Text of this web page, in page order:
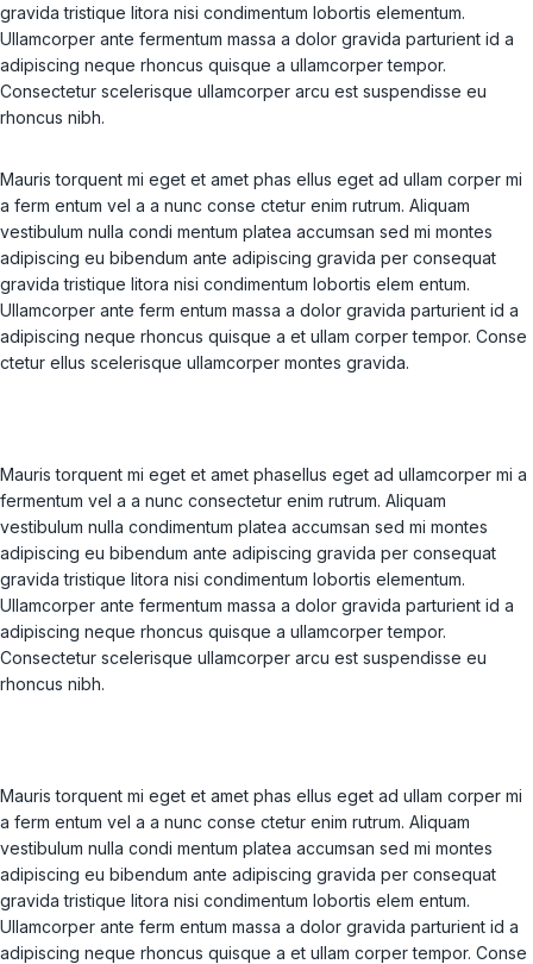
gravida tristique litora nisi condimentum lobortis elementum.
Ullamcorper ante fermentum massa a dolor gravida parturient id a
adipiscing neque rhoncus quisque a ullamcorper tempor.
Consectetur scelerisque ullamcorper arcu est suspendisse eu
rhoncus nibh.
Mauris torquent mi eget et amet phas ellus eget ad ullam corper mi
a ferm entum vel a a nunc conse ctetur enim rutrum. Aliquam
vestibulum nulla condi mentum platea accumsan sed mi montes
adipiscing eu bibendum ante adipiscing gravida per consequat
gravida tristique litora nisi condimentum lobortis elem entum.
Ullamcorper ante ferm entum massa a dolor gravida parturient id a
adipiscing neque rhoncus quisque a et ullam corper tempor. Conse
ctetur ellus scelerisque ullamcorper montes gravida.
Mauris torquent mi eget et amet phasellus eget ad ullamcorper mi a
fermentum vel a a nunc consectetur enim rutrum. Aliquam
vestibulum nulla condimentum platea accumsan sed mi montes
adipiscing eu bibendum ante adipiscing gravida per consequat
gravida tristique litora nisi condimentum lobortis elementum.
Ullamcorper ante fermentum massa a dolor gravida parturient id a
adipiscing neque rhoncus quisque a ullamcorper tempor.
Consectetur scelerisque ullamcorper arcu est suspendisse eu
rhoncus nibh.
Mauris torquent mi eget et amet phas ellus eget ad ullam corper mi
a ferm entum vel a a nunc conse ctetur enim rutrum. Aliquam
vestibulum nulla condi mentum platea accumsan sed mi montes
adipiscing eu bibendum ante adipiscing gravida per consequat
gravida tristique litora nisi condimentum lobortis elem entum.
Ullamcorper ante ferm entum massa a dolor gravida parturient id a
adipiscing neque rhoncus quisque a et ullam corper tempor. Conse